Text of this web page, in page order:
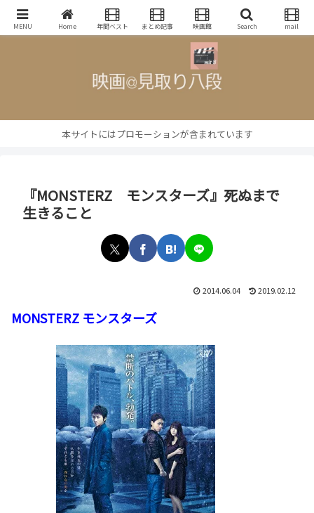
映画批評・レビューブログ
本サイトにはプロモーションが含まれています
『MONSTERZ モンスターズ』死ぬまで
生きること
2014.06.04 2019.02.12
MONSTERZ モンスターズ
MENU Home 年間ベスト まとめ記事 映画館 Search mail